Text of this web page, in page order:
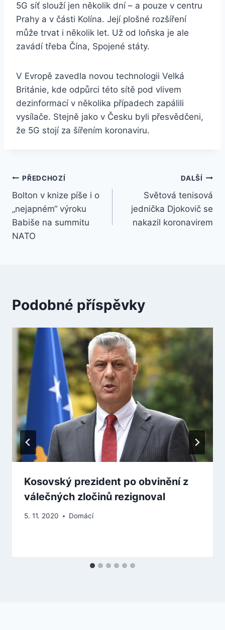
5G síť slouží jen několik dní – a pouze v centru
Prahy a v části Kolína. Její plošné rozšíření
může trvat i několik let. Už od loňska je ale
zavádí třeba Čína, Spojené státy.
V Evropě zavedla novou technologii Velká
Británie, kde odpůrci této sítě pod vlivem
dezinformací v několika případech zapálili
vysílače. Stejně jako v Česku byli přesvědčeni,
že 5G stojí za šířením koronaviru.
Navigace
pro
příspěvek
PŘEDCHOZÍ
Bolton v knize píše i o
„nejapném“ výroku
Babiše na summitu
NATO
DALŠÍ
Světová tenisová
jednička Djokovič se
nakazil koronavirem
Podobné příspěvky
Kosovský prezident po obvinění z
válečných zločinů rezignoval
5. 11. 2020 Domácí